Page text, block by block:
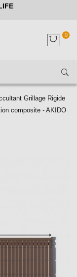
0
Grillage Rigide
composite - AKIDO